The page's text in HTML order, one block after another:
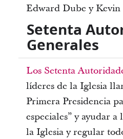
Edward Dube y
Setenta
Generales
Los Setenta
líderes de la Iglesia
Primera Presidencia
especiales” y ayudar
la Iglesia y regular